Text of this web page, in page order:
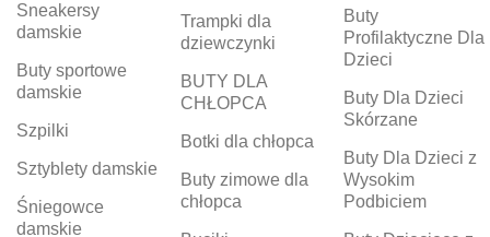
Sneakersy
damskie
Buty sportowe
damskie
Szpilki
Sztyblety damskie
Śniegowce
damskie
Trampki dla
dziewczynki
BUTY DLA
CHŁOPCA
Botki dla chłopca
Buty zimowe dla
chłopca
Buty
Profilaktyczne Dla
Dzieci
Buty Dla Dzieci
Skórzane
Buty Dla Dzieci z
Wysokim
Podbiciem